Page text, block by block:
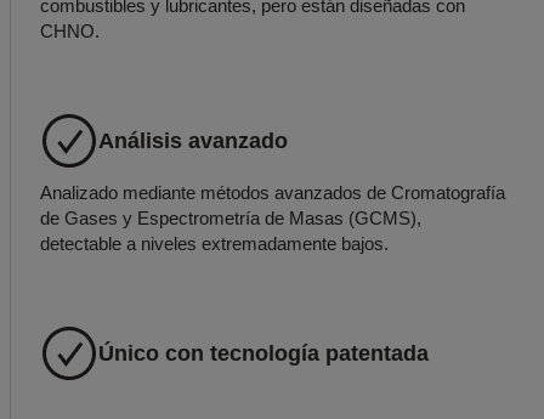
combustibles y lubricantes, pero están diseñadas con
CHNO.
Análisis avanzado
Analizado mediante métodos avanzados de Cromatografía
de Gases y Espectrometría de Masas (GCMS),
detectable a niveles extremadamente bajos.
Único con tecnología patentada